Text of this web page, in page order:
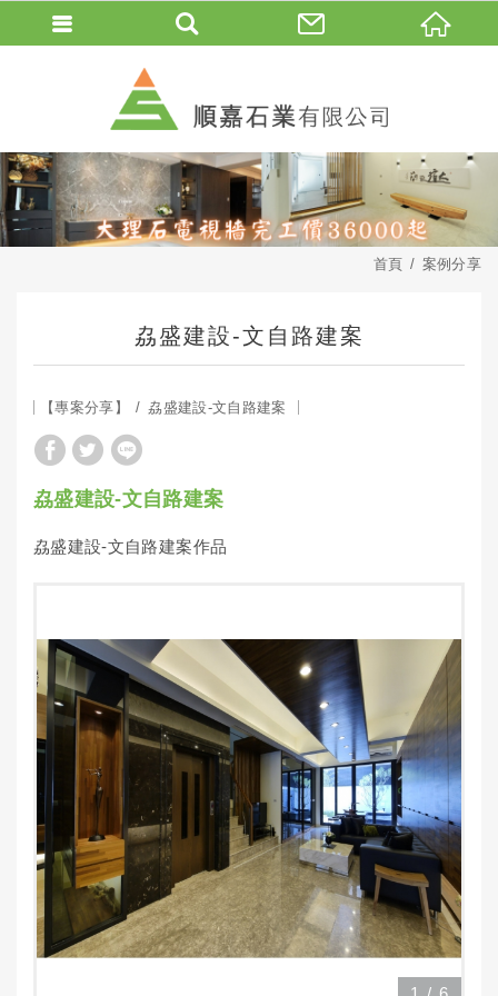
首頁 案例分享
劦盛建設-文自路建案
【專案分享】 劦盛建設-文自路建案
劦盛建設-文自路建案
劦盛建設-文自路建案作品